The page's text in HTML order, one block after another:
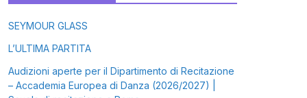
SEYMOUR GLASS
L’ULTIMA PARTITA
Audizioni aperte per il Dipartimento di Recitazione
– Accademia Europea di Danza (2026/2027) |